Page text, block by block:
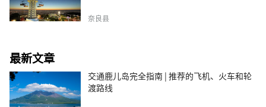
奈良县
最新文章
交通鹿儿岛完全指南 | 推荐的飞机、火车和轮
渡路线